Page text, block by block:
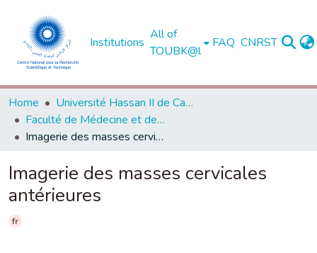
Institutions
All of
TOUBK@l
FAQ CNRST
Home
Université Hassan II de Casablanca
Faculté de Médecine et de Pharmacie - Casablanca
Imagerie des masses cervicales antérieures
Imagerie des masses cervicales
antérieures
fr